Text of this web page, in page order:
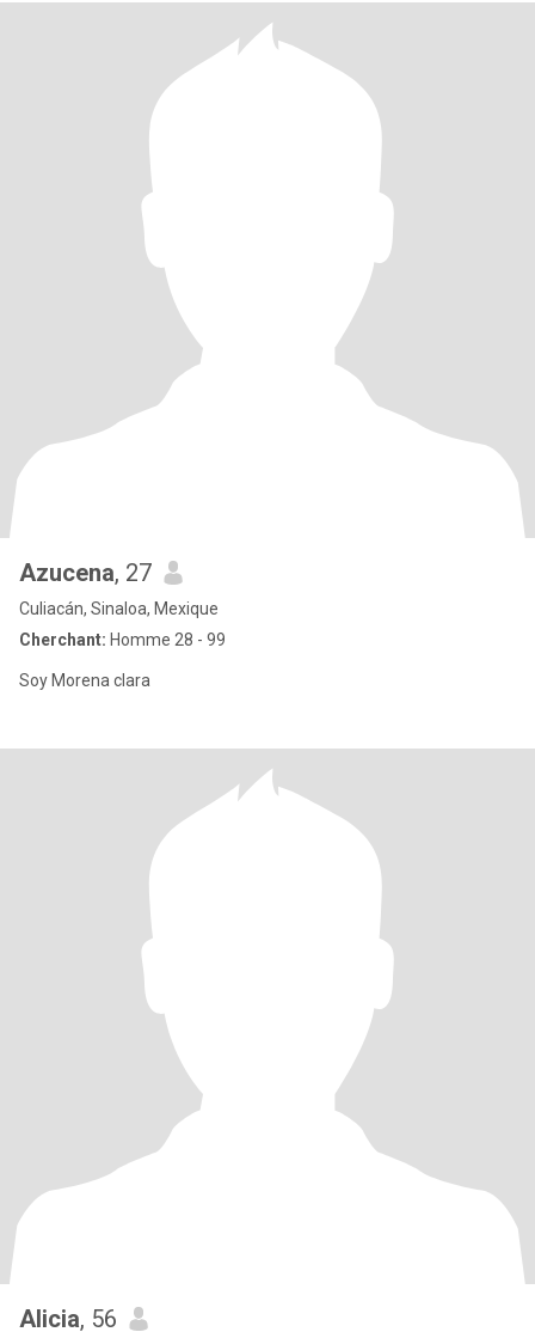
Azucena, 27
Culiacán, Sinaloa, Mexique
Cherchant: Homme 28 - 99
Soy Morena clara
Alicia, 56